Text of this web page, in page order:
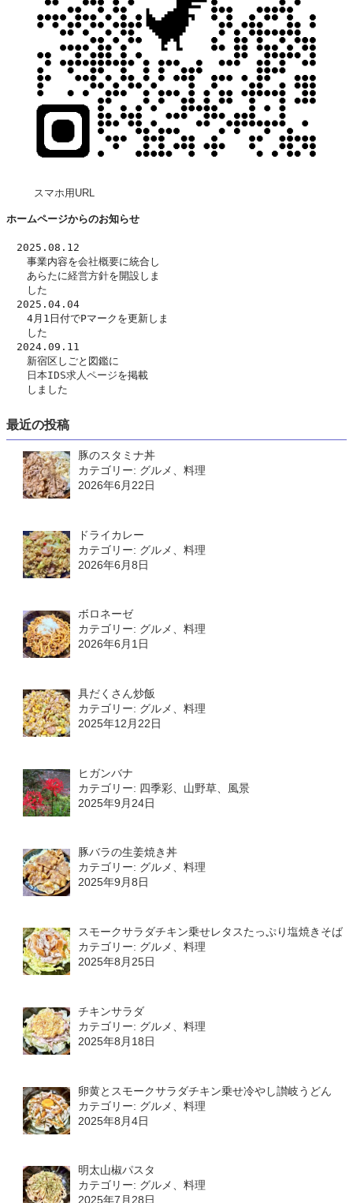
スマホ用URL
ホームページからのお知らせ
2025.08.12
事業内容を会社概要に統合し
あらたに経営方針を開設しま
した
2025.04.04
4月1日付でPマークを更新しま
した
2024.09.11
新宿区しごと図鑑に
日本IDS求人ページを掲載
しました
最近の投稿
豚のスタミナ丼
カテゴリー: グルメ、料理
2026年6月22日
ドライカレー
カテゴリー: グルメ、料理
2026年6月8日
ボロネーゼ
カテゴリー: グルメ、料理
2026年6月1日
具だくさん炒飯
カテゴリー: グルメ、料理
2025年12月22日
ヒガンバナ
カテゴリー: 四季彩、山野草、風景
2025年9月24日
豚バラの生姜焼き丼
カテゴリー: グルメ、料理
2025年9月8日
スモークサラダチキン乗せレタスたっぷり塩焼きそば
カテゴリー: グルメ、料理
2025年8月25日
チキンサラダ
カテゴリー: グルメ、料理
2025年8月18日
卵黄とスモークサラダチキン乗せ冷やし讃岐うどん
カテゴリー: グルメ、料理
2025年8月4日
明太山椒パスタ
カテゴリー: グルメ、料理
2025年7月28日